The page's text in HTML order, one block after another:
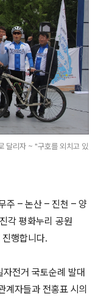
달리자 ~ "구호를 외치고 있
주 – 논산 – 진천 – 양
각 평화누리 공원
행합니다.
전거 국토순례 발대
계자들과 전홍표 시의